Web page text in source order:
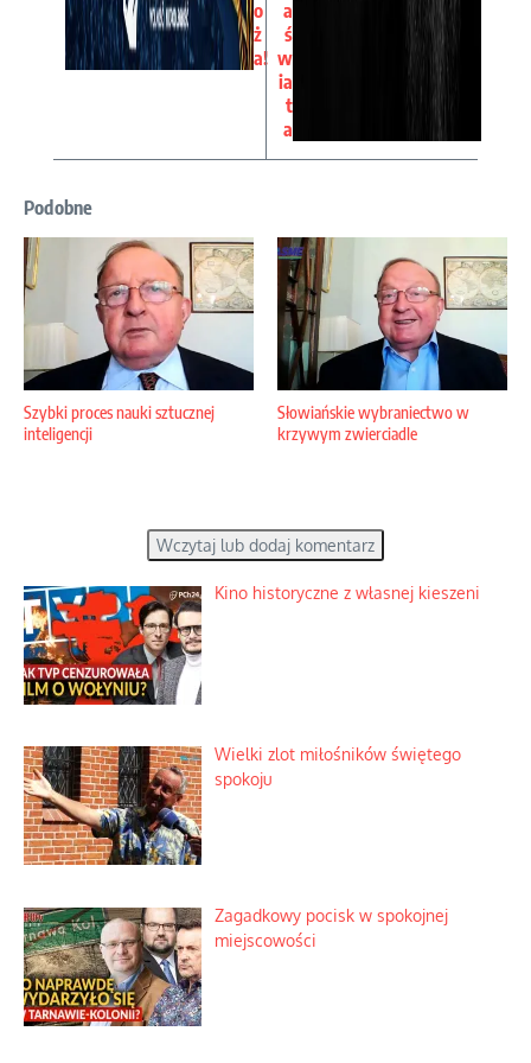
o
ż
a!
a
ś
w
ia
t
a
Podobne
Szybki proces nauki sztucznej
inteligencji
Słowiańskie wybraniectwo w
krzywym zwierciadle
Wczytaj lub dodaj komentarz
Kino historyczne z własnej kieszeni
Wielki zlot miłośników świętego
spokoju
Zagadkowy pocisk w spokojnej
miejscowości